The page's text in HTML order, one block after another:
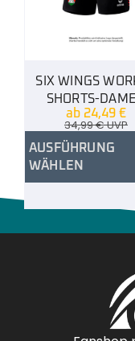
SIX WINGS
SHORTS-
ab 24,49 €
34,99€UVP
AUSFÜHRUNG
WÄHLEN